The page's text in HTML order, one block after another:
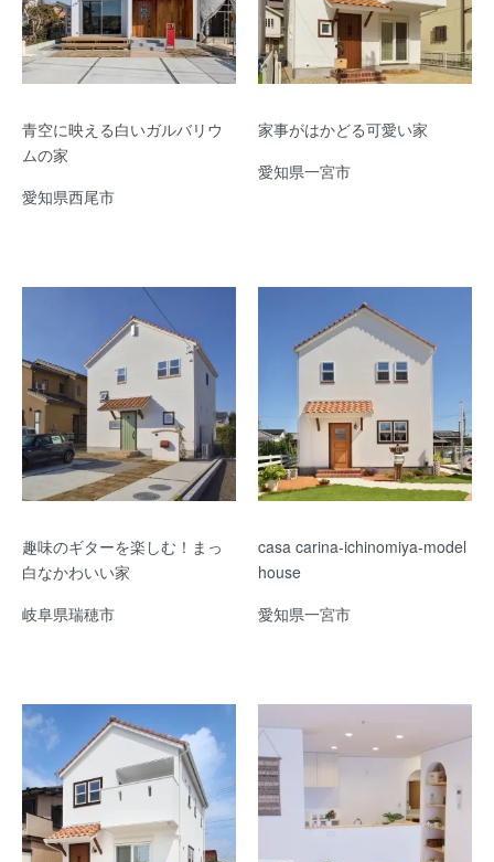
青空に映える白いガルバリウ
ムの家
愛知県西尾市
家事がはかどる可愛い家
愛知県一宮市
趣味のギターを楽しむ！まっ
白なかわいい家
岐阜県瑞穂市
casa carina-ichinomiya-model
house
愛知県一宮市